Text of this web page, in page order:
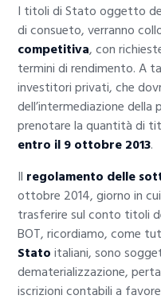
I titoli di Stato oggetto
di consueto, verranno
competitiva, con
termini di rendimento. A
investitori privati, che
dell’intermediazione
prenotare la quantità di
entro il 9 ottobre 2013.
Il regolamento delle
ottobre 2014, giorno in
trasferire sul conto titoli
BOT, ricordiamo, come
Statoitaliani, sono
dematerializzazione,
iscrizioni contabili a